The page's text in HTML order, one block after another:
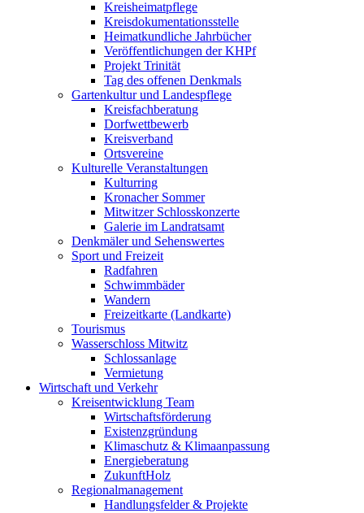
Kreisheimatpflege
Kreisdokumentationsstelle
Heimatkundliche Jahrbücher
Veröffentlichungen der KHPf
Projekt Trinität
Tag des offenen Denkmals
Gartenkultur und Landespflege
Kreisfachberatung
Dorfwettbewerb
Kreisverband
Ortsvereine
Kulturelle Veranstaltungen
Kulturring
Kronacher Sommer
Mitwitzer Schlosskonzerte
Galerie im Landratsamt
Denkmäler und Sehenswertes
Sport und Freizeit
Radfahren
Schwimmbäder
Wandern
Freizeitkarte (Landkarte)
Tourismus
Wasserschloss Mitwitz
Schlossanlage
Vermietung
Wirtschaft und Verkehr
Kreisentwicklung Team
Wirtschaftsförderung
Existenzgründung
Klimaschutz & Klimaanpassung
Energieberatung
ZukunftHolz
Regionalmanagement
Handlungsfelder & Projekte